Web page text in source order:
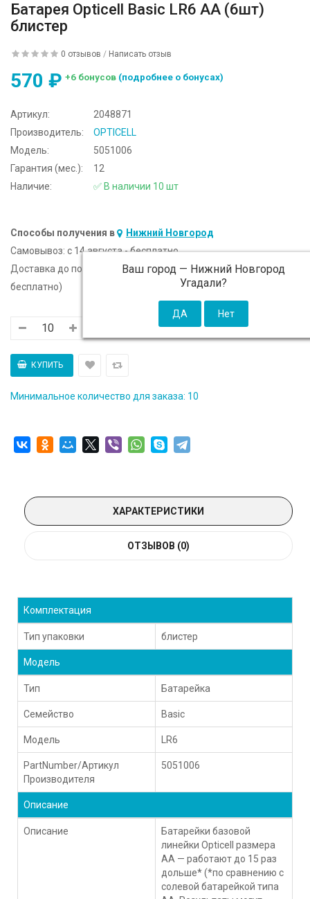
Батарея Opticell Basic LR6 AA (6шт)
блистер
0 отзывов / Написать отзыв
570 ₽ +6 бонусов (подробнее о бонусах)
Артикул:
2048871
Производитель:
OPTICELL
Модель:
5051006
Гарантия (мес.):
12
Наличие:
✅ В наличии 10 шт
Способы получения в Нижний Новгород
Ваш город — Нижний Новгород
Угадали?
Самовывоз: c 14 августа - бесплатно
Доставка до подъезда:
c 14 августа - 300 ₽ (от 5 000 ₽
бесплатно)
Минимальное количество для заказа: 10
ХАРАКТЕРИСТИКИ
ОТЗЫВОВ (0)
Комплектация
Тип упаковки блистер
Модель
Тип Батарейка
Семейство Basic
Модель LR6
PartNumber/Артикул
Производителя
5051006
Описание
Описание
Батарейки базовой
линейки Opticell размера
AA — работают до 15 раз
дольше* (*по сравнению с
солевой батарейкой типа